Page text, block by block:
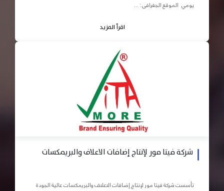
يومي الموقع الجغرافى : ...
اقرأ المزيد
شركة فيتا مور لإنتاج إضافات الاعلاف والبريمكسات
تأسست شركة فيتا مور لإنتاج إضافات الاعلاف والبريمكسات عالية الجودة